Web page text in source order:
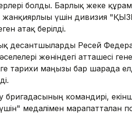
болды. Барлық жеке
жанқиярлығы үшін дивизия
атақ берілді.
десантшыларды Ресей
жөніндегі атташесі
тарихи маңызы бар шарада
командирі,
медалімен марапатталған